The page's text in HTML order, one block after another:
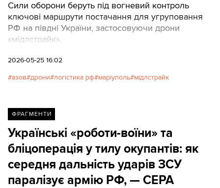
Сили оборони беруть під вогневий контроль
ключові маршрути постачання для угруповання
РФ на півдні України, застосовуючи дрони
«мідлстрайк».
2026-05-25 16:02
азов дрони логістика рф маріуполь мідлстрайк
ФРАГМЕНТИ
Українські «роботи-воїни» та
бліцоперація у тилу окупантів: як
середня дальність ударів ЗСУ
паралізує армію РФ, — CEPA